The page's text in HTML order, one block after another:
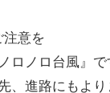
注意を
ロノロ台風』
、進路にもよ